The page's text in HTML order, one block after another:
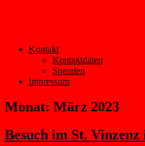
Kontakt
Kontaktdaten
Spenden
Impressum
Monat: März 2023
Besuch im St.